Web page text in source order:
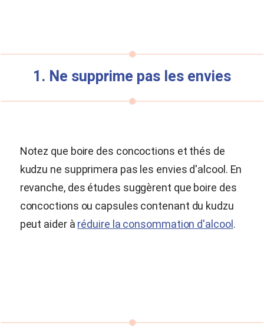
1. Ne supprime pas les envies
Notez que boire des concoctions et thés de
kudzu ne supprimera pas les envies d'alcool. En
revanche, des études suggèrent que boire des
concoctions ou capsules contenant du kudzu
peut aider à réduire la consommation d'alcool .